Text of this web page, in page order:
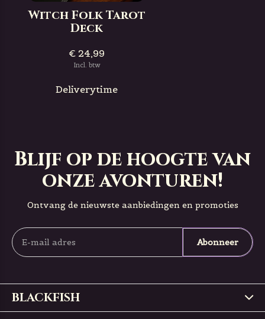
Witch Folk Tarot
Deck
€ 24,99
Incl. btw
Deliverytime
Blijf op de hoogte van
onze avonturen!
Ontvang de nieuwste aanbiedingen en promoties
Abonneer
BLACKFISH